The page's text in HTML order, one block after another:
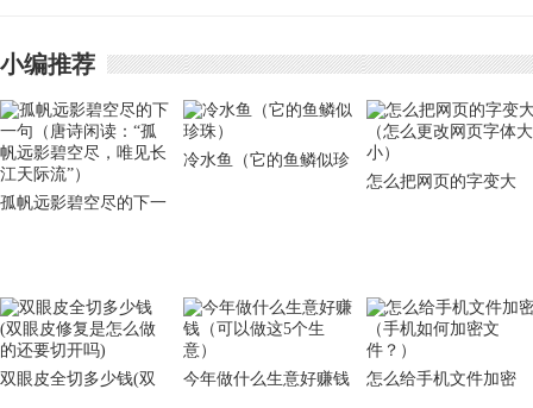
小编推荐
孤帆远影碧空尽的下一
天际流”）
冷水鱼（它的鱼鳞似珍
怎么把网页的字变大
双眼皮全切多少钱(双
今年做什么生意好赚钱
怎么给手机文件加密